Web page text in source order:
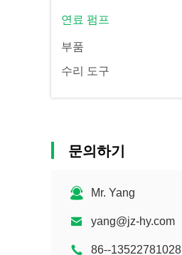
연료 펌프
부품
수리 도구
문의하기
Mr. Yang
yang@jz-hy.com
86--13522781028